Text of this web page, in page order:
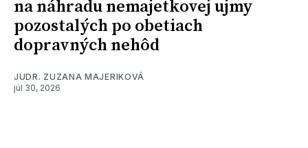
na náhradu nemajetkovej ujmy
pozostalých po obetiach
dopravných nehôd
JUDR. ZUZANA MAJERIKOVÁ
júl 30, 2026